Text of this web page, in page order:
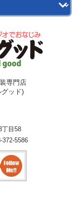
専門店
ッド)
丁目58
5586